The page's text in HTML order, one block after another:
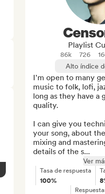
Playlist
86k 726
Alto índice
I'm open to many
music to folk, lofi,
long as they have a
quality.
I can give you
your song, about
mixing and
details of the s...
Ver
Tasa de respuesta
100%